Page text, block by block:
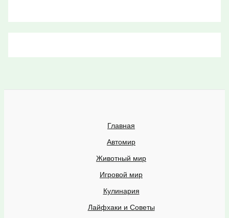
Главная
Автомир
Животный мир
Игровой мир
Кулинария
Лайфхаки и Советы